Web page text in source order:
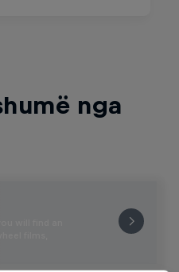
nga
will find an
films,